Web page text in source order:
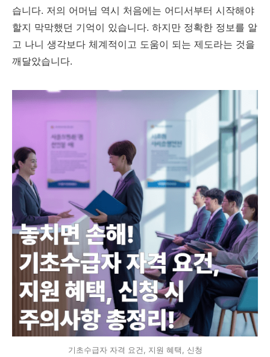
습니다. 저의 어머님 역시 처음에는 어디서부터 시작해야
할지 막막했던 기억이 있습니다. 하지만 정확한 정보를 알
고 나니 생각보다 체계적이고 도움이 되는 제도라는 것을
깨달았습니다.
기초수급자 자격 요건, 지원 혜택, 신청